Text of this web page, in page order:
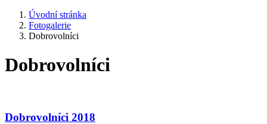
Úvodní stránka
Fotogalerie
Dobrovolníci
Dobrovolníci
Dobrovolníci 2018